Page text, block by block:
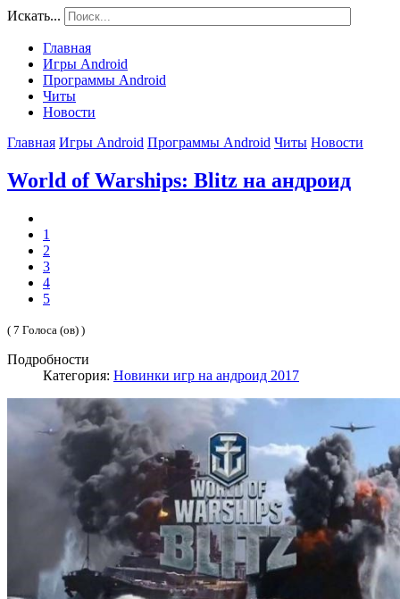
Искать...
Главная
Игры Android
Программы Android
Читы
Новости
Главная Игры Android Программы Android Читы Новости
World of Warships: Blitz на андроид
1
2
3
4
5
( 7 Голоса (ов) )
Подробности
Категория: Новинки игр на андроид 2017